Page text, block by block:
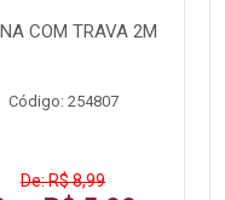
COM TRAVA 2M
Código: 254807
De: R$ 8,99